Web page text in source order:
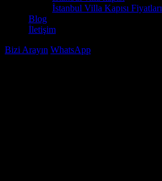
İstanbul Villa Kapısı Fiyatları
Blog
İletişim
Bizi Arayın WhatsApp